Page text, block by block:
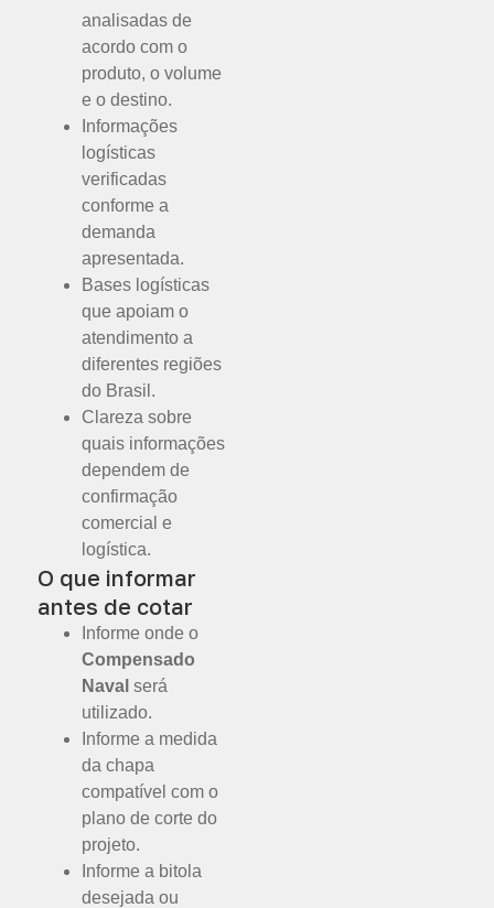
analisadas de
acordo com o
produto, o volume
e o destino.
Informações
logísticas
verificadas
conforme a
demanda
apresentada.
Bases logísticas
que apoiam o
atendimento a
diferentes regiões
do Brasil.
Clareza sobre
quais informações
dependem de
confirmação
comercial e
logística.
O que informar
antes de cotar
Informe onde o
Compensado
Naval será
utilizado.
Informe a medida
da chapa
compatível com o
plano de corte do
projeto.
Informe a bitola
desejada ou